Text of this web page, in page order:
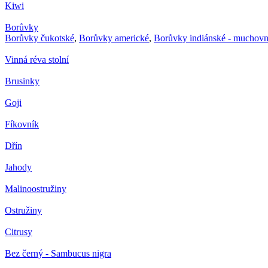
Kiwi
Borůvky
Borůvky čukotské, Borůvky americké, Borůvky indiánské -
Vinná réva stolní
Brusinky
Goji
Fíkovník
Dřín
Jahody
Malinoostružiny
Ostružiny
Citrusy
Bez černý - Sambucus nigra